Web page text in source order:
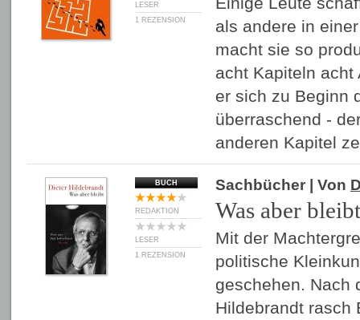
LESER
1 REZENSION
als andere in
macht sie so
acht Kapiteln acht
er sich zu Beginn
überraschend -
anderen Kapitel
BUCH
REDAKTION
LESER
1 REZENSION
Sachbücher | Von
Was aber bleibt
Mit der
politische
geschehen. Nach
Hildebrandt rasch